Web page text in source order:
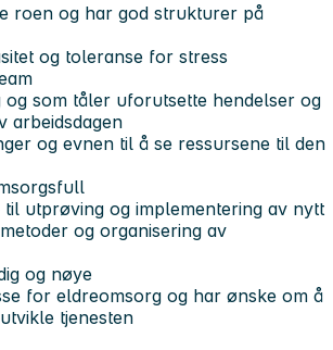
roen og har god strukturer på
og toleranse for stress
og som tåler uforutsette hendelser og
arbeidsdagen
og evnen til å se ressursene til den
utprøving og implementering av nytt
og organisering av
og nøye
for eldreomsorg og har ønske om å
tjenesten